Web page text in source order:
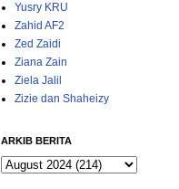
Yusry KRU
Zahid AF2
Zed Zaidi
Ziana Zain
Ziela Jalil
Zizie dan Shaheizy
ARKIB BERITA